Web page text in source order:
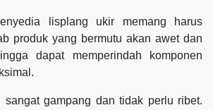
lisplang ukir memang harus
produk yang bermutu akan awet dan
dapat memperindah komponen
sangat gampang dan tidak perlu ribet.